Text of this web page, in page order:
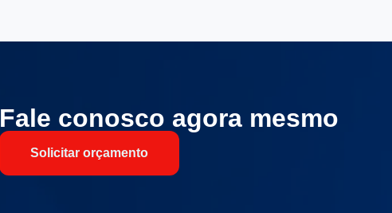
Fale conosco agora mesmo
Solicitar orçamento